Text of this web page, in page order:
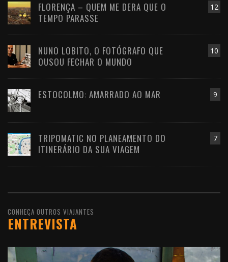
12
FLORENÇA – QUEM ME DERA QUE O
TEMPO PARASSE
10
NUNO LOBITO, O FOTÓGRAFO QUE
OUSOU FECHAR O MUNDO
9
ESTOCOLMO: AMARRADO AO MAR
7
TRIPOMATIC NO PLANEAMENTO DO
ITINERÁRIO DA SUA VIAGEM
CONHEÇA OUTROS VIAJANTES
ENTREVISTA